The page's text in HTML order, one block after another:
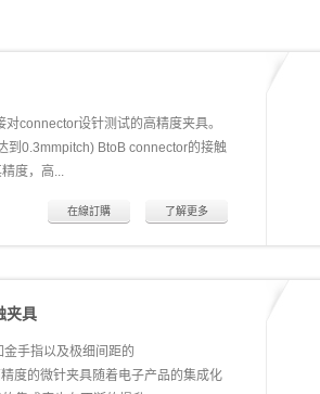
connector设针测试的高精度夹具。
到0.3mmpitch) BtoB connector的接触
度，高...
有极高的要求，当前业界主流测试方
难题，推出了全新的BtoB夹具。 BtoB
夹具只是通过接触connector上极小的
会对产品造成损坏。杜绝了坏品流到
了解更多
在線訂購
夹具
手指以及极细间距的
度的微针夹具随着电子产品的集成化